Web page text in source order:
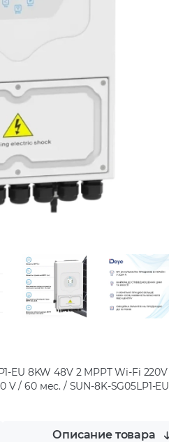
EU 8KW 48V 2 MPPT Wi-Fi 220V
/ 60 мес. / SUN-8K-SG05LP1-EU
Описание товара